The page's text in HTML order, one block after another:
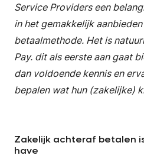
Service Providers een
in het gemakkelijk
betaalmethode. Het is
Pay. dit als eerste aan gaat
dan voldoende kennis en
bepalen wat hun (zakelijke)
Zakelijk achteraf betalen
have